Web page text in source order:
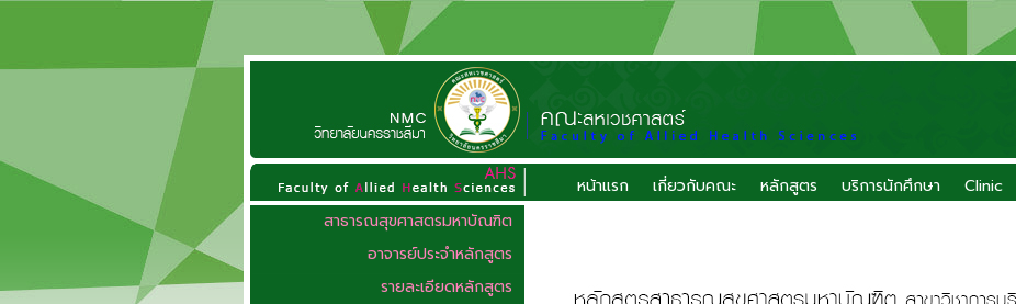
หน้าแรก เกี่ยวกับคณะ หลักสูตร บริการนักศึกษา Clinic
สาธารณสุขศาสตรมหาบัณฑิต
อาจารย์ประจำหลักสูตร
รายละเอียดหลักสูตร